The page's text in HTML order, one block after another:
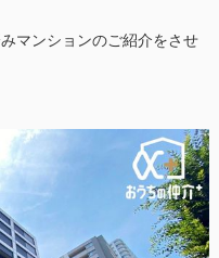
マンションのご紹介をさせ